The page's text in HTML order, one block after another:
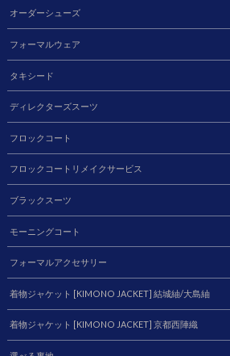
オーダーシューズ
フォーマルウェア
タキシード
ディレクターズスーツ
フロックコート
フロックコートリメイクサービス
ブラックスーツ
モーニングコート
フォーマルアクセサリー
着物ジャケット [KIMONO JACKET] 結城紬/大島紬
着物ジャケット [KIMONO JACKET] 京都西陣織